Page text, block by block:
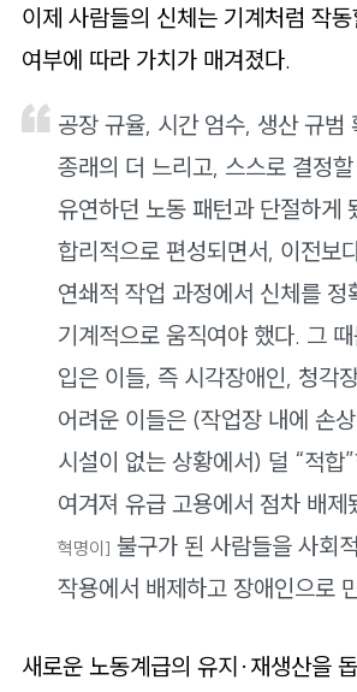
이제 사람들의 신체는 기계처럼 작
여부에 따라 가치가 매겨졌다.
공장 규율, 시간 엄수, 생산 규범
종래의 더 느리고, 스스로 결정
유연하던 노동 패턴과 단절하게
합리적으로 편성되면서, 이전보
연쇄적 작업 과정에서 신체를 정
기계적으로 움직여야 했다. 그
입은 이들, 즉 시각장애인, 청각
어려운 이들은 (작업장 내에 손
시설이 없는 상황에서) 덜 “적합
여겨져 유급 고용에서 점차 배제
혁명이] 불구가 된 사람들을 사회
작용에서 배제하고 장애인으로
새로운 노동계급의 유지·재생산을